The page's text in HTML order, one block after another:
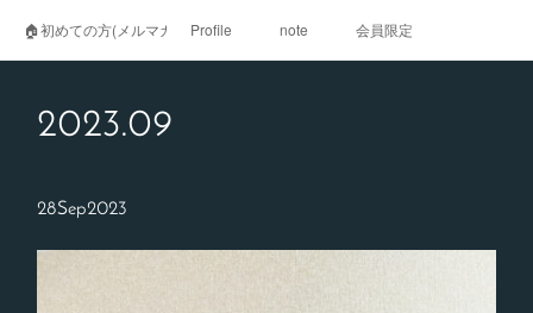
🏠初めての方(メルマガ登録)Profile note 会員限定
2023.09
28Sep2023